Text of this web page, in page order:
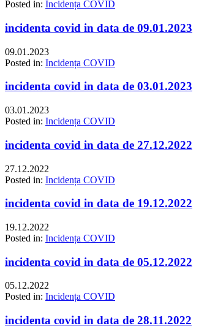
Posted in: Incidența COVID
incidenta covid in data de 09.01.2023
09.01.2023
Posted in: Incidența COVID
incidenta covid in data de 03.01.2023
03.01.2023
Posted in: Incidența COVID
incidenta covid in data de 27.12.2022
27.12.2022
Posted in: Incidența COVID
incidenta covid in data de 19.12.2022
19.12.2022
Posted in: Incidența COVID
incidenta covid in data de 05.12.2022
05.12.2022
Posted in: Incidența COVID
incidenta covid in data de 28.11.2022